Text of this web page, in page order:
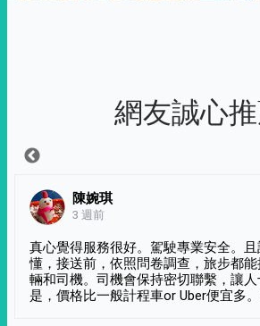
網友誠心
陳婉琪
3 週前
真心覺得服務很好。駕駛專業安全。
懂，接送前，依照問卷調查，旅步都
輛和司機。司機會保持密切聯繫，讓
是，價格比一般計程車or Uber便宜多